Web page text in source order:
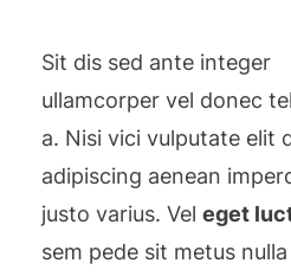
Sit dis sed ante integer
ullamcorper vel donec
a. Nisi vici vulputate elit
adipiscing aenean
justo varius. Vel eget
sem pede sit metus nulla